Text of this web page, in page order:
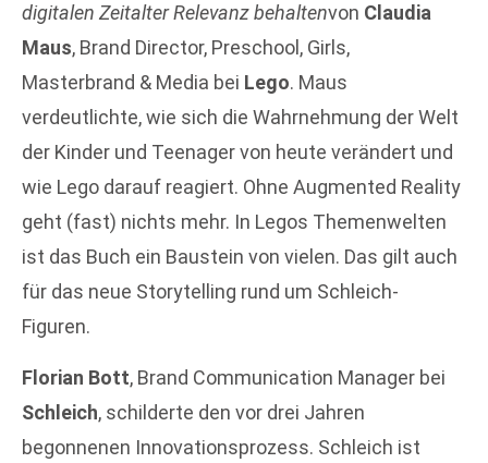
digitalen Zeitalter Relevanz behaltenvon Claudia
Maus, Brand Director, Preschool, Girls,
Masterbrand & Media bei Lego. Maus
verdeutlichte, wie sich die Wahrnehmung der Welt
der Kinder und Teenager von heute verändert und
wie Lego darauf reagiert. Ohne Augmented Reality
geht (fast) nichts mehr. In Legos Themenwelten
ist das Buch ein Baustein von vielen. Das gilt auch
für das neue Storytelling rund um Schleich-
Figuren.
Florian Bott, Brand Communication Manager bei
Schleich, schilderte den vor drei Jahren
begonnenen Innovationsprozess. Schleich ist